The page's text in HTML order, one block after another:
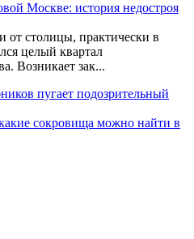
Москве: история недостроя
от столицы, практически в
целый квартал
Возникает зак...
пугает подозрительный
сокровища можно найти в